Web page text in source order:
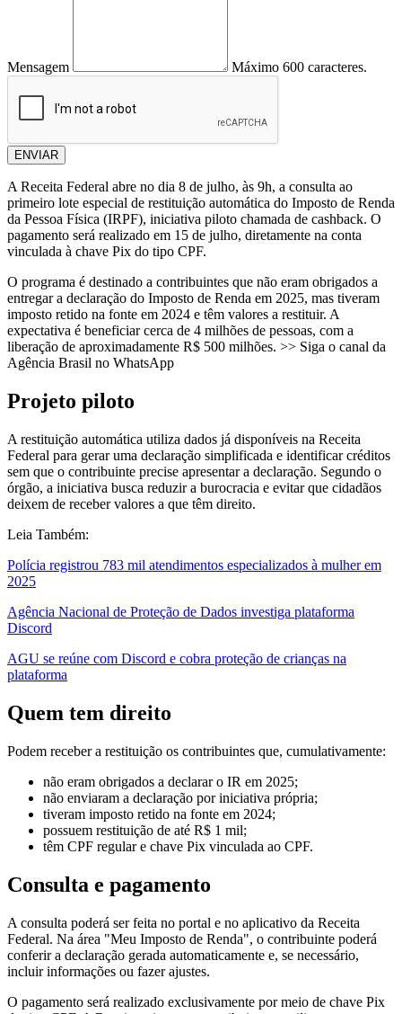
Mensagem Máximo 600 caracteres.
ENVIAR
A Receita Federal abre no dia 8 de julho, às 9h, a consulta ao
primeiro lote especial de restituição automática do Imposto de Renda
da Pessoa Física (IRPF), iniciativa piloto chamada de cashback. O
pagamento será realizado em 15 de julho, diretamente na conta
vinculada à chave Pix do tipo CPF.
O programa é destinado a contribuintes que não eram obrigados a
entregar a declaração do Imposto de Renda em 2025, mas tiveram
imposto retido na fonte em 2024 e têm valores a restituir. A
expectativa é beneficiar cerca de 4 milhões de pessoas, com a
liberação de aproximadamente R$ 500 milhões. >> Siga o canal da
Agência Brasil no WhatsApp
Projeto piloto
A restituição automática utiliza dados já disponíveis na Receita
Federal para gerar uma declaração simplificada e identificar créditos
sem que o contribuinte precise apresentar a declaração. Segundo o
órgão, a iniciativa busca reduzir a burocracia e evitar que cidadãos
deixem de receber valores a que têm direito.
Leia Também:
Polícia registrou 783 mil atendimentos especializados à mulher em
2025
Agência Nacional de Proteção de Dados investiga plataforma
Discord
AGU se reúne com Discord e cobra proteção de crianças na
plataforma
Quem tem direito
Podem receber a restituição os contribuintes que, cumulativamente:
não eram obrigados a declarar o IR em 2025;
não enviaram a declaração por iniciativa própria;
tiveram imposto retido na fonte em 2024;
possuem restituição de até R$ 1 mil;
têm CPF regular e chave Pix vinculada ao CPF.
Consulta e pagamento
A consulta poderá ser feita no portal e no aplicativo da Receita
Federal. Na área "Meu Imposto de Renda", o contribuinte poderá
conferir a declaração gerada automaticamente e, se necessário,
incluir informações ou fazer ajustes.
O pagamento será realizado exclusivamente por meio de chave Pix